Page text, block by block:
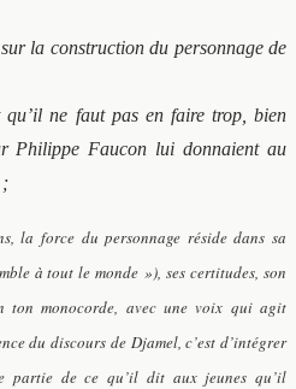
la construction du personnage de
qu’il ne faut pas en faire trop, bien
Philippe Faucon lui donnaient au
;
la force du personnage réside dans sa
à tout le monde »), ses certitudes, son
ton monocorde, avec une voix qui agit
du discours de Djamel, c’est d’intégrer
partie de ce qu’il dit aux jeunes qu’il